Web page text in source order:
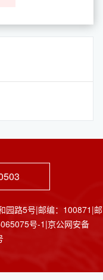
园路5号|邮编：100871|邮
号-1|京公网安备